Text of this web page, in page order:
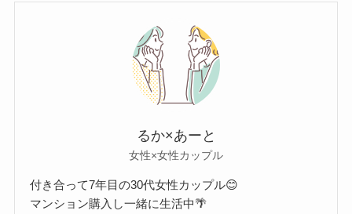
るか×あーと
女性×女性カップル
付き合って7年目の30代女性カップル😊
マンション購入し一緒に生活中🌴